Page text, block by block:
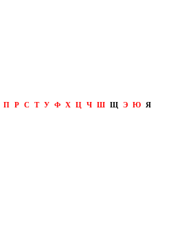
П Р С Т У Ф Х Ц Ч Ш Щ Э Ю Я